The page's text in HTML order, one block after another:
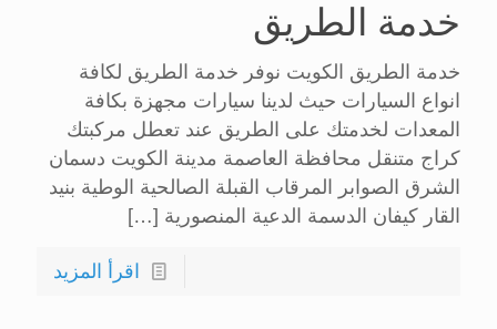
خدمة الطريق
خدمة الطريق الكويت نوفر خدمة الطريق لكافة
انواع السيارات حيث لدينا سيارات مجهزة بكافة
المعدات لخدمتك على الطريق عند تعطل مركبتك
كراج متنقل محافظة العاصمة مدينة الكويت دسمان
الشرق الصوابر المرقاب القبلة الصالحية الوطية بنيد
القار كيفان الدسمة الدعية المنصورية […]
اقرأ المزيد